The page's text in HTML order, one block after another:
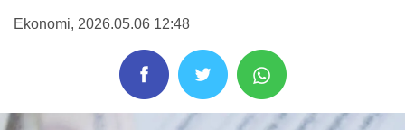
Ekonomi, 2026.05.06 12:48